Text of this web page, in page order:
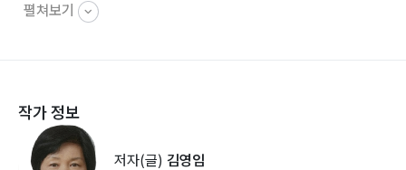
8. 여행 가기
12. 보건
13. 무덤까지
펼쳐보기
작가 정보
저자(글) 김영임